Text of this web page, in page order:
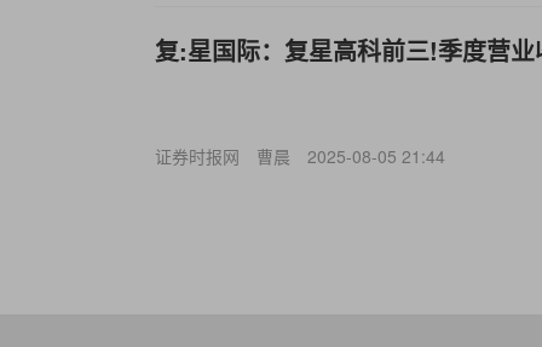
复:星国际：复星高科前三!季度营
证券时报网 曹晨 2025-08-05 21:44